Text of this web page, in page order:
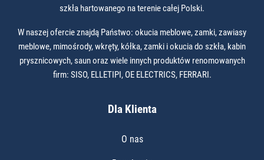
szkła hartowanego na terenie całej Polski.
W naszej ofercie znajdą Państwo: okucia meblowe, zamki, zawiasy
meblowe, mimośrody, wkręty, kółka, zamki i okucia do szkła, kabin
prysznicowych, saun oraz wiele innych produktów renomowanych
firm: SISO, ELLETIPI, OE ELECTRICS, FERRARI.
Dla Klienta
O nas